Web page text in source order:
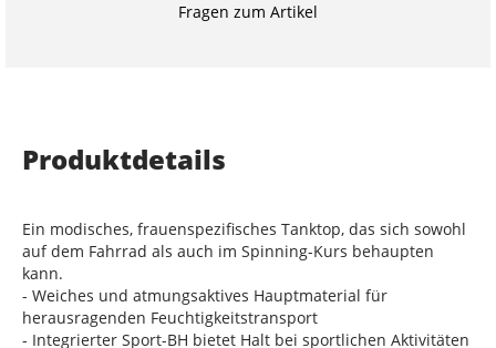
Fragen zum Artikel
Produktdetails
Ein modisches, frauenspezifisches Tanktop, das sich sowohl
auf dem Fahrrad als auch im Spinning-Kurs behaupten
kann.
- Weiches und atmungsaktives Hauptmaterial für
herausragenden Feuchtigkeitstransport
- Integrierter Sport-BH bietet Halt bei sportlichen Aktivitäten